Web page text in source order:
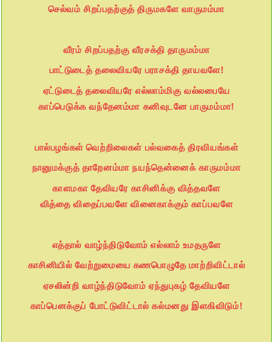
செல்வம் சிறப்பதற்குத் திருமகளே வாருமம்மா
வீரம் சிறப்பதற்கு வீரசக்தி தாருமம்மா
பாட்டுடைத் தலைவியரே பராசக்தி தாயவளே!
ஏட்டுடைத் தலைவியரே எல்லாம்மிகு வல்லபையே
காப்பெடுக்க வந்தேனம்மா கனிவுடனே பாருமம்மா!
பால்பழங்கள் வெற்றிலைகள் பல்வகைத் திரவியங்கள்
நானுமக்குத் தாறேனம்மா நயந்தென்னைக் காருமம்மா
காளமகா தேவியரே காசினிக்கு வித்தவளே
வித்தை விதைப்பவளே வினைகாக்கும் காப்பவளே
எத்தால் வாழ்ந்திடுவோம் எல்லாம் உமதருளே
காசினியில் வேற்றுமையை கணபொழுதே மாற்றிவிட்டால்
ஏசலின்றி வாழ்ந்திடுவோம் ஏந்துபுகழ் தேவியளே
காப்பெனக்குப் போட்டுவிட்டால் கல்மனது இளகிவிடும்!